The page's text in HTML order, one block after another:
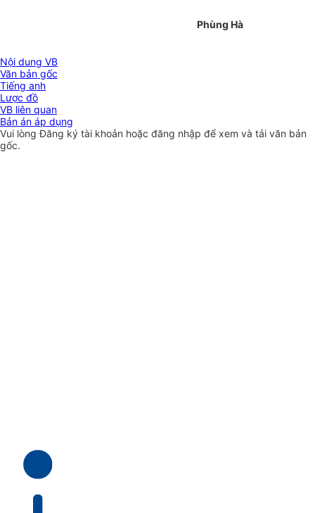
Phùng Hà
Nội dung VB
Văn bản gốc
Tiếng anh
Lược đồ
VB liên quan
Bản án áp dụng
Vui lòngĐăng ký tài khoản hoặc đăng nhập để xem và tải văn bản
gốc.